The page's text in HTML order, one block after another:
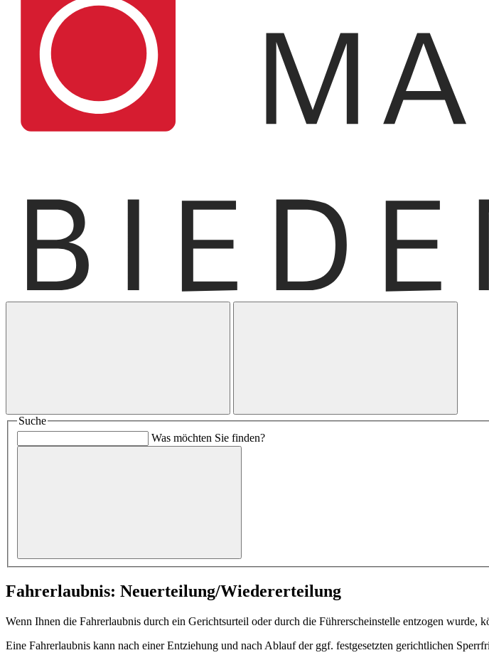
Suche
Was möchten Sie finden?
Fahrerlaubnis: Neuerteilung/Wiedererteilung
Wenn Ihnen die Fahrerlaubnis durch ein Gerichtsurteil oder durch die Führerscheinstelle entzogen wurde,
Eine Fahrerlaubnis kann nach einer Entziehung und nach Ablauf der ggf. festgesetzten gerichtlichen